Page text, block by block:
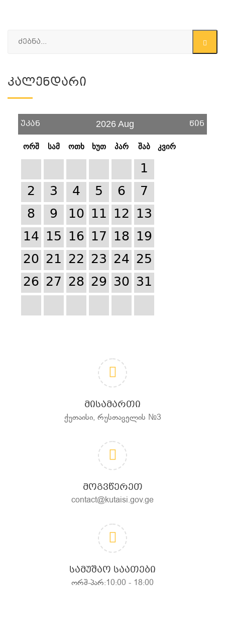
Კალენდარი
უკან 2026 Aug წინ
ორშ სამ ოთხ ხუთ პარ შაბ კვირ
1
2
3 4 5 6
7
8
9 10 11 12 13
14 15 16 17 18 19
20 21 22 23 24 25
26 27 28 29 30 31
ᲛᲘᲡᲐᲛᲐᲠᲗᲘ
ქუთაისი, რუსთაველის №3
ᲛᲝᲒᲕᲬᲔᲠᲔᲗ
contact@kutaisi.gov.ge
ᲡᲐᲛᲣᲨᲐᲝ ᲡᲐᲐᲗᲔᲑᲘ
ორშ-პარ:10:00 - 18:00